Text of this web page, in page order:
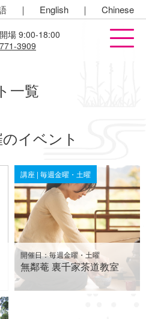
｜ English ｜ Chinese
場 9:00-18:00
3909
一覧
イベント
講座 | 毎週金曜・土曜
開催日：毎週金曜・土曜
無鄰菴 裏千家茶道教室